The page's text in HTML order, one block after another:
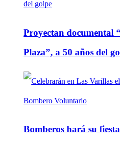
Proyectan documental
Plaza”, a 50 años del
Bomberos hará su